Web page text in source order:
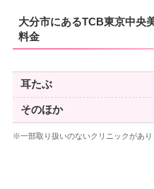
大分市にあるTCB東京中央
料金
耳たぶ
そのほか
※一部取り扱いのないクリニックがあり